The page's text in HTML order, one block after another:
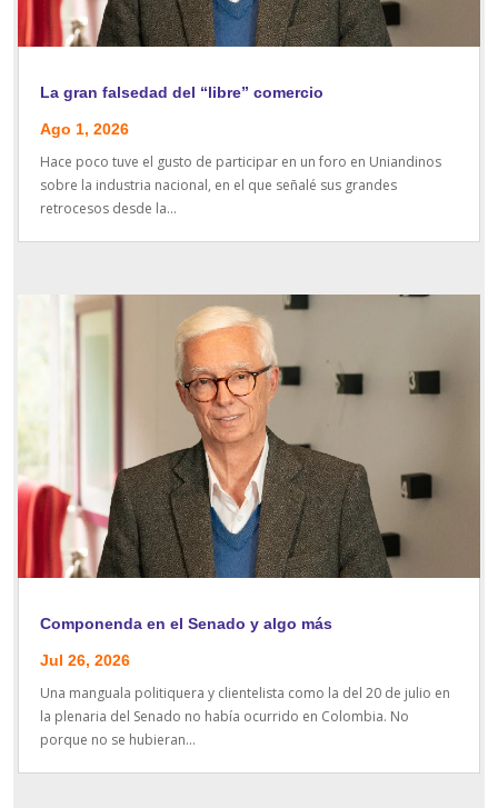
La gran falsedad del “libre” comercio
Ago 1, 2026
Hace poco tuve el gusto de participar en un foro en Uniandinos
sobre la industria nacional, en el que señalé sus grandes
retrocesos desde la...
Componenda en el Senado y algo más
Jul 26, 2026
Una manguala politiquera y clientelista como la del 20 de julio en
la plenaria del Senado no había ocurrido en Colombia. No
porque no se hubieran...